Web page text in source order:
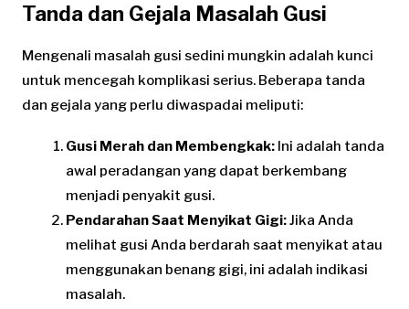
Tanda dan Gejala Masalah Gusi
Mengenali masalah gusi sedini mungkin adalah kunci
untuk mencegah komplikasi serius. Beberapa tanda
dan gejala yang perlu diwaspadai meliputi:
Gusi Merah dan Membengkak: Ini adalah tanda
awal peradangan yang dapat berkembang
menjadi penyakit gusi.
Pendarahan Saat Menyikat Gigi:Jika Anda
melihat gusi Anda berdarah saat menyikat atau
menggunakan benang gigi, ini adalah indikasi
masalah.